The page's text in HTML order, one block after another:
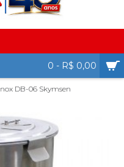
0 - R$ 0,00
DB-06 Skymsen